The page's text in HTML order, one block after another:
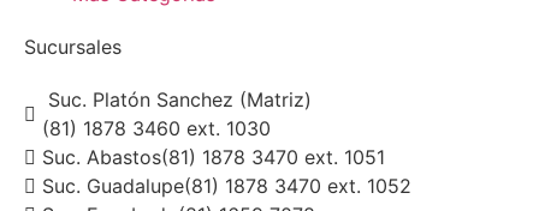
Sucursales
Suc. Platón Sanchez (Matriz)
(81) 1878 3460 ext. 1030
Suc. Abastos(81) 1878 3470 ext. 1051
Suc. Guadalupe(81) 1878 3470 ext. 1052